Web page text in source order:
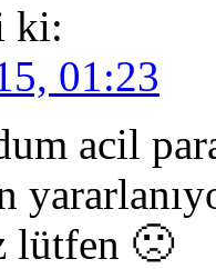
ki:
01:23
acil
lütfen 🙁